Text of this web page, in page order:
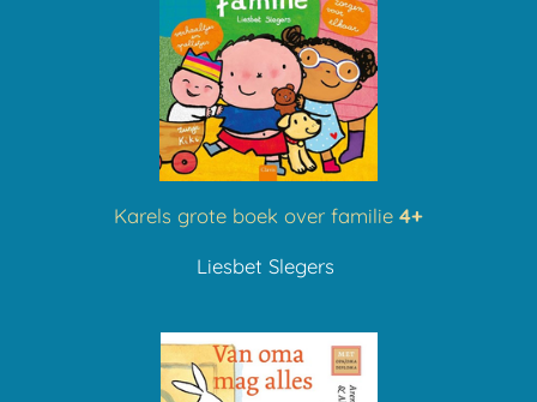
Karels grote boek over familie 4+
Liesbet Slegers